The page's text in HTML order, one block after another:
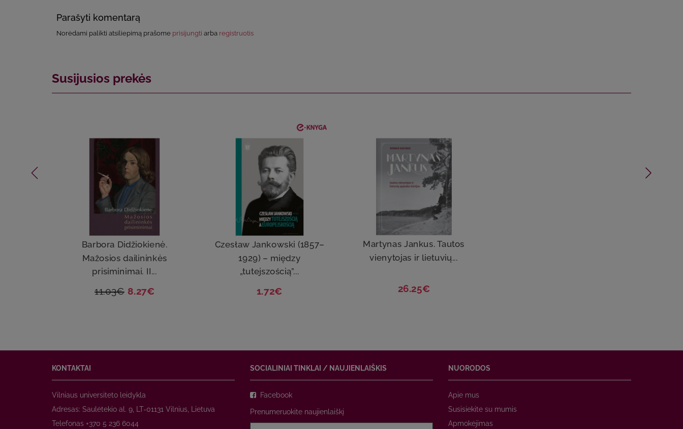
Parašyti komentarą
Norėdami palikti atsiliepimą prašome prisijungti arba registruotis
Susijusios prekės
Barbora Didžiokienė.
Mažosios dailininkės
prisiminimai. II...
11.03€ 8.27€
Czesław Jankowski (1857–
1929) – między
„tutejszością”...
1.72€
Martynas Jankus. Tautos
vienytojas ir lietuvių...
26.25€
KONTAKTAI
Vilniaus universiteto leidykla
Adresas: Saulėtekio al. 9, LT-01131 Vilnius, Lietuva
Telefonas +370 5 236 6044
SOCIALINIAI TINKLAI / NAUJIENLAIŠKIS
Facebook
Prenumeruokite naujienlaiškį
NUORODOS
Apie mus
Susisiekite su mumis
Apmokėjimas